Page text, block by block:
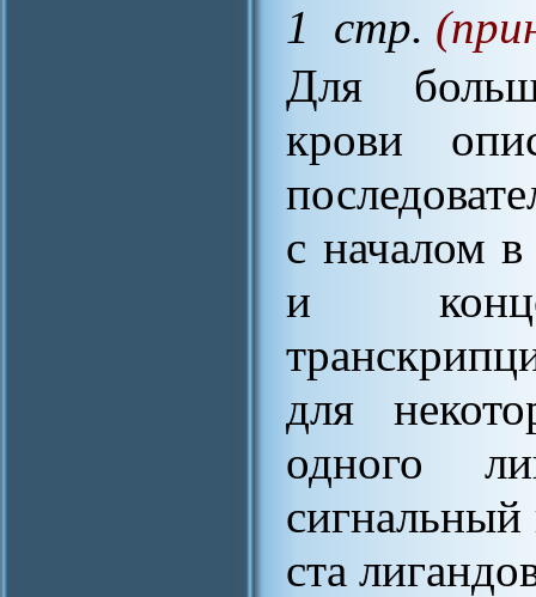
1 стр.
Для
крови
с началом
и
для
одного
сигнальный
ста